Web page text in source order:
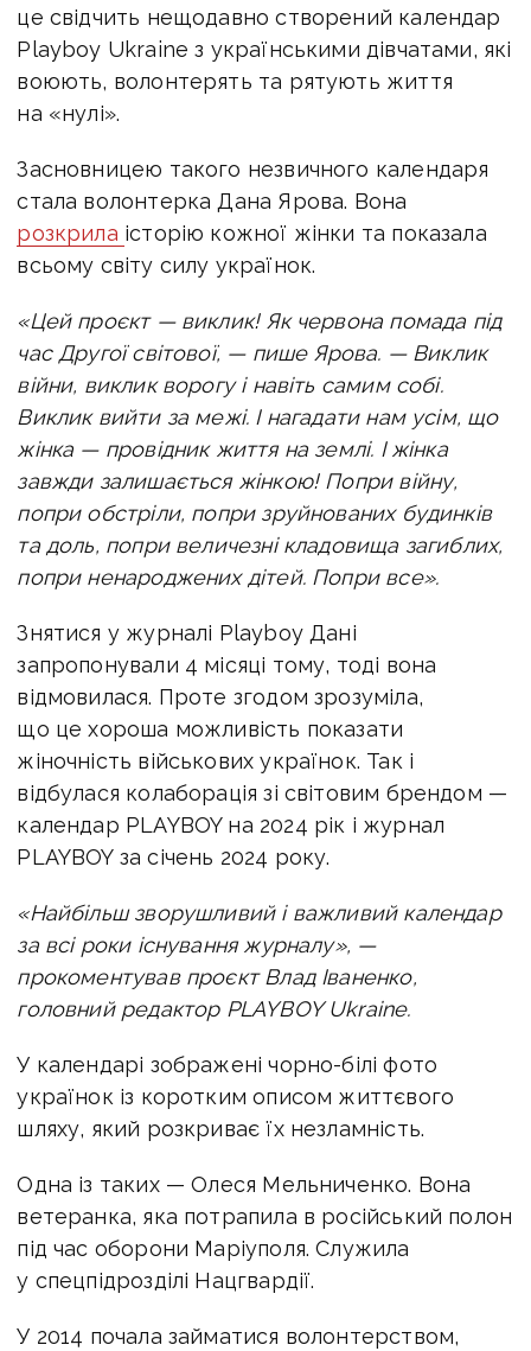
це свідчить нещодавно створений календар
Playboy Ukraine з українськими дівчатами, які
воюють, волонтерять та рятують життя
на «нулі».
Засновницею такого незвичного календаря
стала волонтерка Дана Ярова. Вона
розкрила історію кожної жінки та показала
всьому світу силу українок.
«Цей проєкт — виклик! Як червона помада під
час Другої світової, — пише Ярова. — Виклик
війни, виклик ворогу і навіть самим собі.
Виклик вийти за межі. І нагадати нам усім, що
жінка — провідник життя на землі. І жінка
завжди залишається жінкою! Попри війну,
попри обстріли, попри зруйнованих будинків
та доль, попри величезні кладовища загиблих,
попри ненароджених дітей. Попри все».
Знятися у журналі PlayboyДані
запропонували 4 місяці тому, тоді вона
відмовилася. Проте згодом зрозуміла,
що це хороша можливість показати
жіночність військових українок. Так і
відбулася колаборація зі світовим брендом —
календар PLAYBOY на 2024 рік і журнал
PLAYBOY за січень 2024 року.
«Найбільш зворушливий і важливий календар
за всі роки існування журналу», —
прокоментував проєкт Влад Іваненко,
головний редактор PLAYBOY Ukraine.
У календарі зображені чорно-білі фото
українок із коротким описом життєвого
шляху, який розкриває їх незламність.
Одна із таких — Олеся Мельниченко. Вона
ветеранка, яка потрапила в російський полон
під час оборони Маріуполя. Служила
у спецпідрозділі Нацгвардії.
У 2014 почала займатися волонтерством,